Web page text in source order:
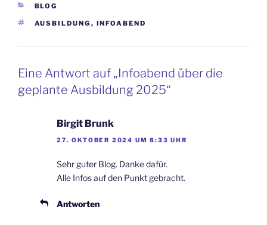
KATEGORIEN
BLOG
SCHLAGWÖRTER
AUSBILDUNG , INFOABEND
Eine Antwort auf „Infoabend über die
geplante Ausbildung 2025“
Birgit Brunk
27. OKTOBER 2024 UM 8:33 UHR
Sehr guter Blog. Danke dafür.
Alle Infos auf den Punkt gebracht.
Antworten